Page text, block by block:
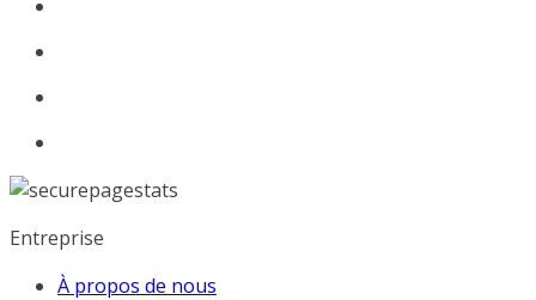
Entreprise
À propos de nous